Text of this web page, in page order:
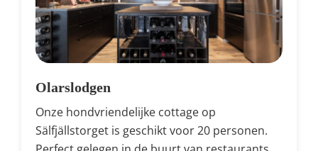
Olarslodgen
Onze hondvriendelijke cottage op
Sälfjällstorget is geschikt voor 20 personen.